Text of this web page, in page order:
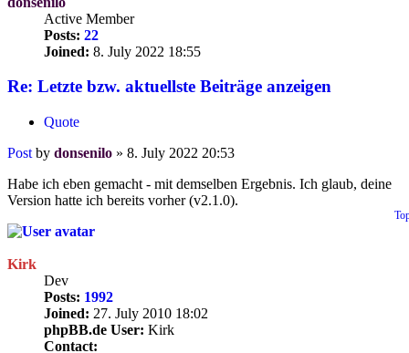
Active Member
Posts: 22
Joined: 8. July 2022 18:55
Re: Letzte bzw. aktuellste Beiträge anzeigen
Quote
Post by donsenilo » 8. July 2022 20:53
Habe ich eben gemacht - mit demselben Ergebnis. Ich glaub, deine
Version hatte ich bereits vorher (v2.1.0).
Kirk
Dev
Posts: 1992
Joined: 27. July 2010 18:02
phpBB.de User: Kirk
Contact: